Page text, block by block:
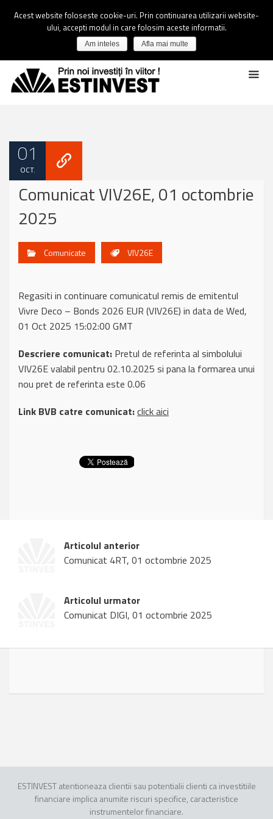
01
OCT.
Comunicat VIV26E, 01 octombrie
2025
Comunicate VIV26E
Regasiti in continuare comunicatul remis de emitentul
Vivre Deco – Bonds 2026 EUR (VIV26E) in data de Wed,
01 Oct 2025 15:02:00 GMT
Descriere comunicat: Pretul de referinta al simbolului
VIV26E valabil pentru 02.10.2025 si pana la formarea unui
nou pret de referinta este 0.06
Link BVB catre comunicat:click aici
Articolul anterior
Comunicat 4RT, 01 octombrie 2025
Articolul urmator
Comunicat DIGI, 01 octombrie 2025
ESTINVEST atentioneaza clientii sau potentialii clienti ca investitiile
financiare implica anumite riscuri specifice, caracteristice
instrumentelor financiare.
Acest website foloseste cookie-uri. Prin continuarea utilizarii website-
ului, accepti modul in care folosim aceste informatii.
Am inteles Afla mai multe